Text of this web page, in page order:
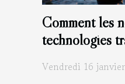
Comment les
technologies
Vendredi 16